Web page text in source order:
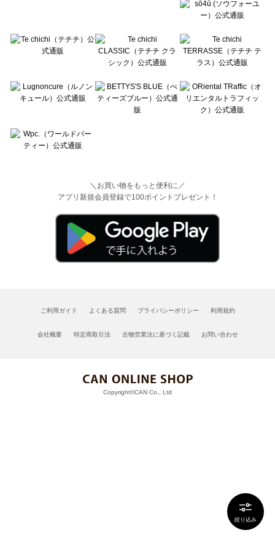
絞り込み
＼お買い物をもっと便利に／
アプリ新規会員登録で100ポイントプレゼント！
ご利用ガイド よくある質問 プライバシーポリシー 利用規約
会社概要 特定商取引法 古物営業法に基づく記載 お問い合わせ
Copyright©CAN Co., Ltd